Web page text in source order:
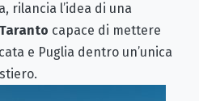
rilancia l’idea di una
capace di mettere
e Puglia dentro un’unica